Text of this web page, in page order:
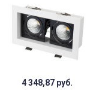
4 348,87 руб.